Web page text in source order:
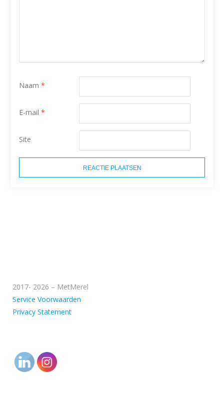
Naam *
E-mail *
Site
2017- 2026 – MetMerel
Service Voorwaarden
Privacy Statement